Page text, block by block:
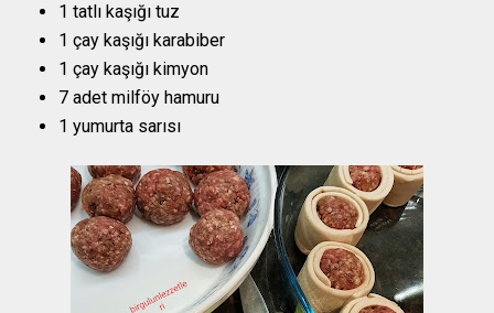
1 tatlı kaşığı tuz
1 çay kaşığı karabiber
1 çay kaşığı kimyon
7 adet milföy hamuru
1 yumurta sarısı